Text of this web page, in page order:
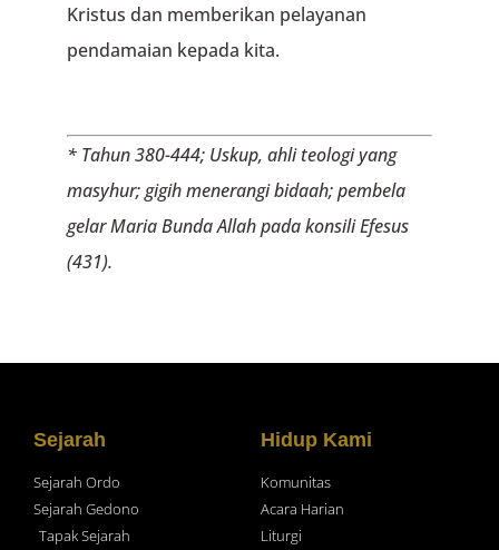
Kristus dan memberikan pelayanan
pendamaian kepada kita.
* Tahun 380-444; Uskup, ahli teologi yang
masyhur; gigih menerangi bidaah; pembela
gelar Maria Bunda Allah pada konsili Efesus
(431).
Sejarah
Sejarah Ordo
Sejarah Gedono
Tapak Sejarah
Hidup Kami
Komunitas
Acara Harian
Liturgi